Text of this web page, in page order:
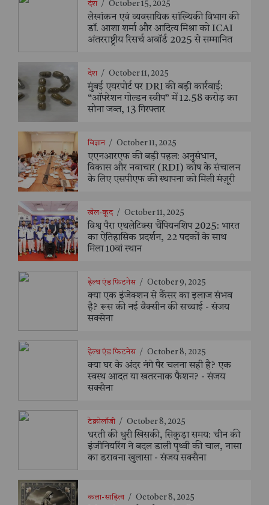
देश / October 15, 2025
लेखांकन एवं व्यवसायिक सांख्यिकी विभाग की
डॉ. आशा शर्मा और आदित्य मिश्रा को ICAI
अंतरराष्ट्रीय रिसर्च अवॉर्ड 2025 से सम्मानित
देश / October 11, 2025
मुंबई एयरपोर्ट पर DRI की बड़ी कार्रवाई:
“ऑपरेशन गोल्डन स्वीप” में 12.58 करोड़ का
सोना जब्त, 13 गिरफ्तार
विज्ञान / October 11, 2025
एएनआरएफ की बड़ी पहल: अनुसंधान,
विकास और नवाचार (RDI) कोष के संचालन
के लिए एसपीएफ की स्थापना को मिली मंज़ूरी
खेल-कूद / October 11, 2025
विश्व पैरा एथलेटिक्स चैंपियनशिप 2025: भारत
का ऐतिहासिक प्रदर्शन, 22 पदकों के साथ
मिला 10वां स्थान
हेल्थ एंड फिटनेस / October 9, 2025
क्या एक इंजेक्शन से कैंसर का इलाज संभव
है? रूस की नई वैक्सीन की सच्चाई - संजय
सक्सेना
हेल्थ एंड फिटनेस / October 8, 2025
क्या घर के अंदर नंगे पैर चलना सही है? एक
स्वस्थ आदत या खतरनाक फैशन? - संजय
सक्सैना
टेक्नोलॉजी / October 8, 2025
धरती की धुरी खिसकी, सिकुड़ा समय: चीन की
इंजीनियरिंग ने बदल डाली पृथ्वी की चाल, नासा
का डरावना खुलासा - संजय सक्सैना
कला-साहित्य / October 8, 2025